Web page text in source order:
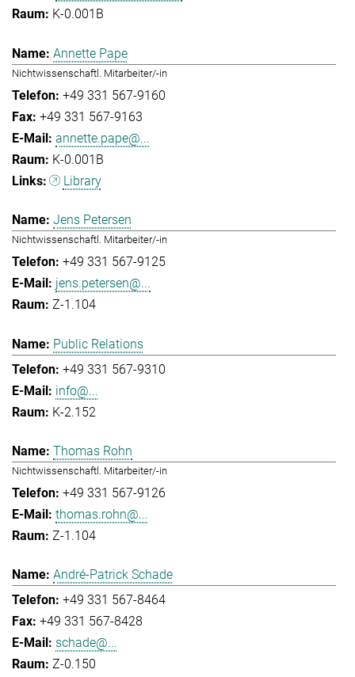
K-0.001B
Annette Pape
Nichtwissenschaftl. Mitarbeiter/-in
+49 331 567-9160
+49 331 567-9163
annette.pape@...
K-0.001B
Library
Jens Petersen
Nichtwissenschaftl. Mitarbeiter/-in
+49 331 567-9125
jens.petersen@...
Z-1.104
Public Relations
+49 331 567-9310
info@...
K-2.152
Thomas Rohn
Nichtwissenschaftl. Mitarbeiter/-in
+49 331 567-9126
thomas.rohn@...
Z-1.104
André-Patrick Schade
+49 331 567-8464
+49 331 567-8428
schade@...
Z-0.150